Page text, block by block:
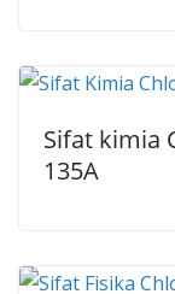
Sifat kimia
135A